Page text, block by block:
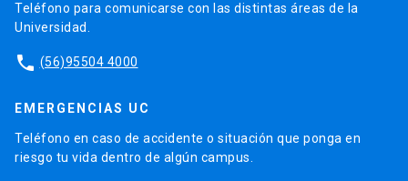
Teléfono para comunicarse con las distintas áreas de la
Universidad.
phone (56)95504 4000
EMERGENCIAS UC
Teléfono en caso de accidente o situación que ponga en
riesgo tu vida dentro de algún campus.